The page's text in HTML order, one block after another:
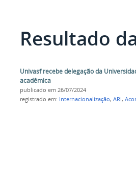
Resultado
Univasf recebe delegação da
acadêmica
publicado em 26/07/2024
registrado em: Internacionalização, ARI,